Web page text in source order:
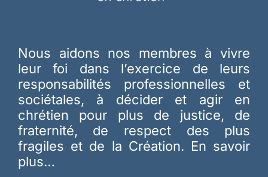
Nous aidons nos membres à vivre
leur foi dans l’exercice de leurs
responsabilités professionnelles et
sociétales, à décider et agir en
chrétien pour plus de justice, de
fraternité, de respect des plus
fragiles et de la Création. En savoir
plus…